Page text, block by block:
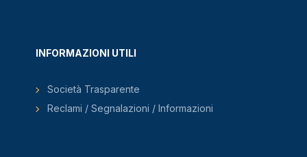
INFORMAZIONI UTILI
Società Trasparente
Reclami / Segnalazioni / Informazioni